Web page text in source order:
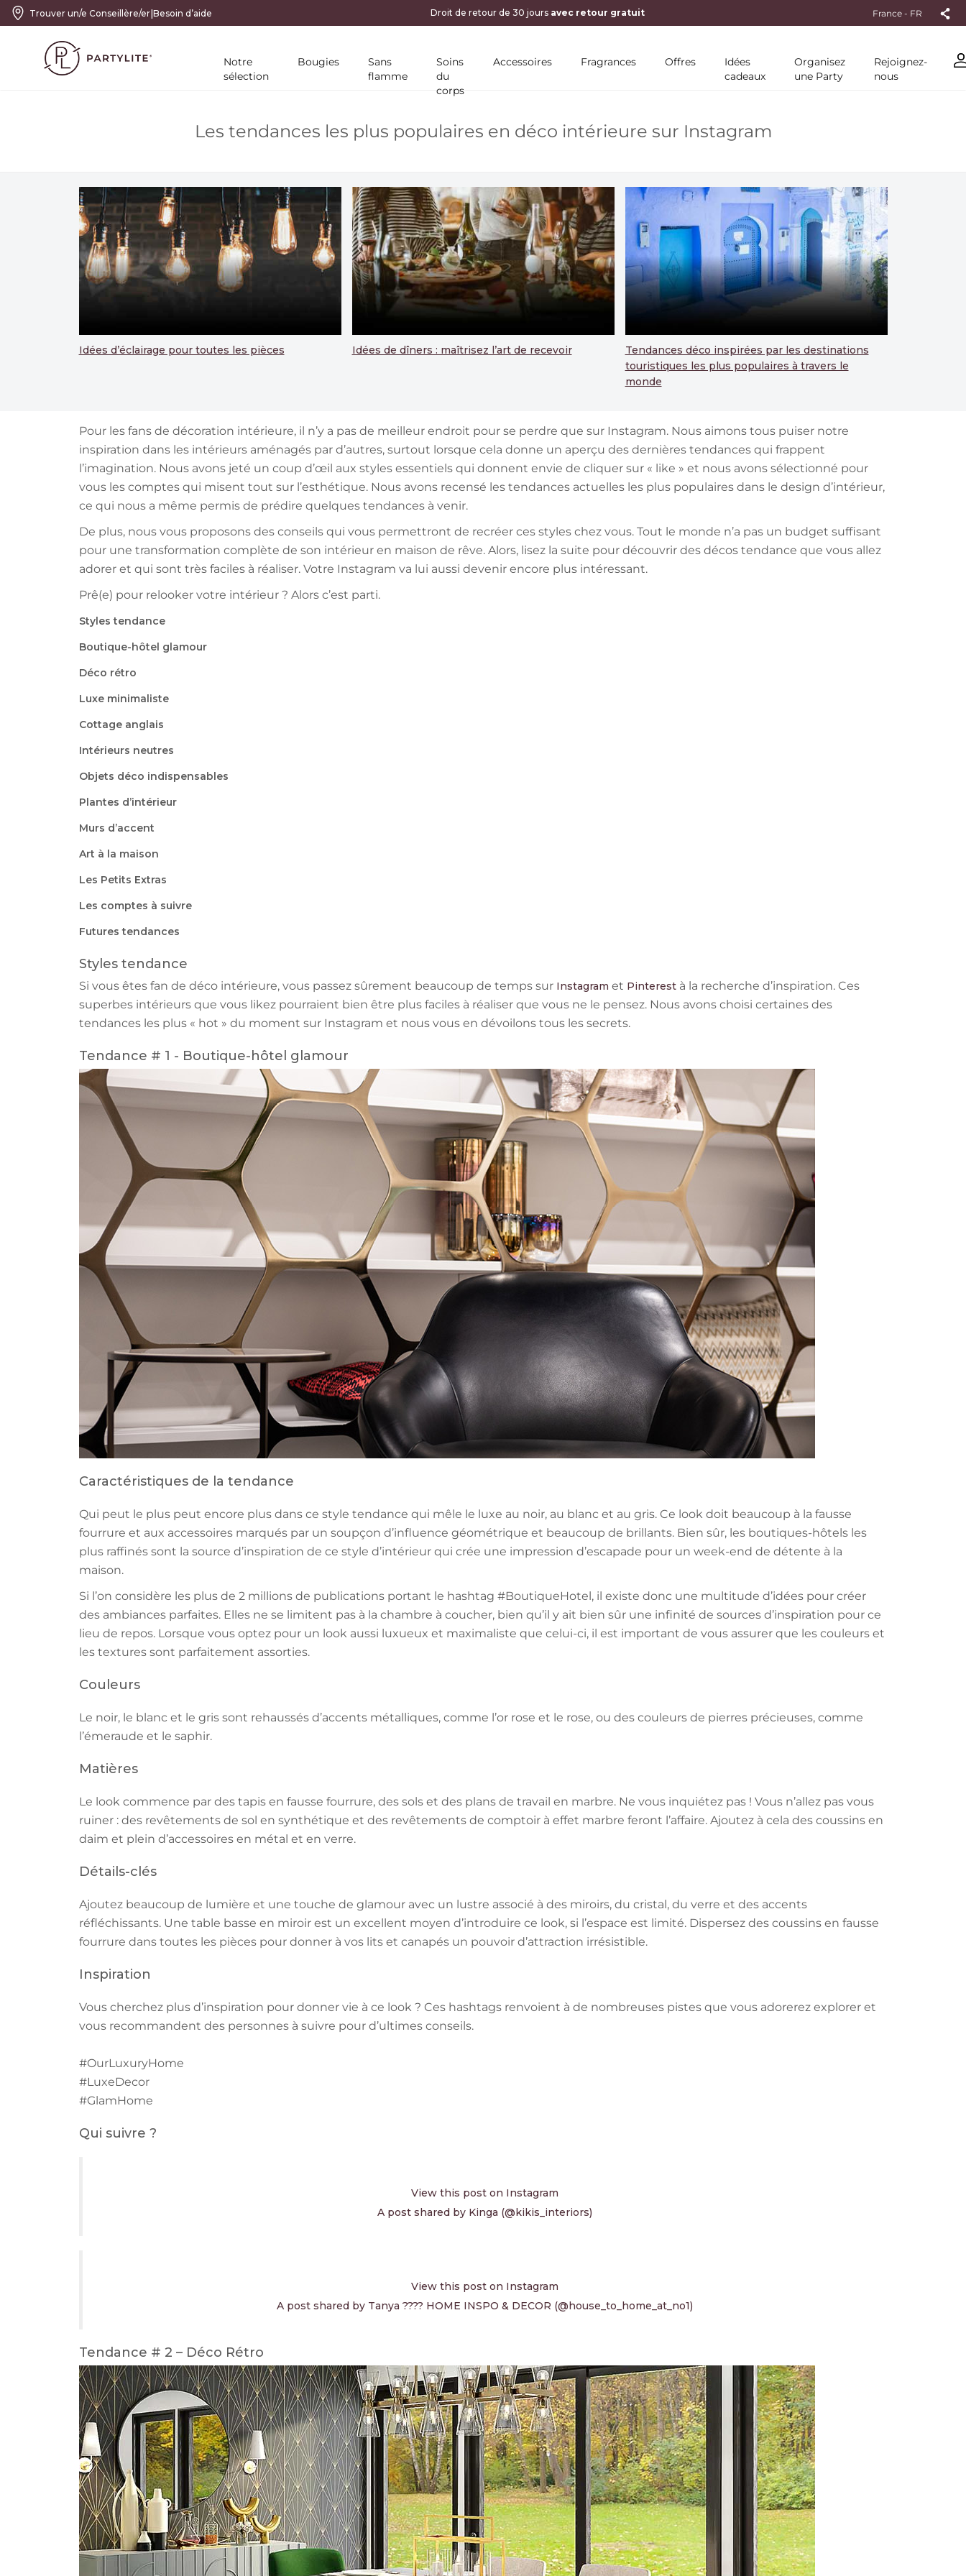
Trouver un/e Conseillère/er|Besoin d’aide France - FR
Notre
sélection
Bougies
Sans
flamme
Soins
du
corps
Accessoires Fragrances Offres
Idées
cadeaux
Organisez
une Party
Rejoignez-
nous
Les tendances les plus populaires en déco intérieure sur Instagram
Idées d’éclairage pour toutes les pièces Idées de dîners : maîtrisez l’art de recevoir
Tendances déco inspirées par les destinations
touristiques les plus populaires à travers le
monde
Pour les fans de décoration intérieure, il n’y a pas de meilleur endroit pour se perdre que sur Instagram. Nous aimons tous puiser notre
inspiration dans les intérieurs aménagés par d’autres, surtout lorsque cela donne un aperçu des dernières tendances qui frappent
l’imagination. Nous avons jeté un coup d’œil aux styles essentiels qui donnent envie de cliquer sur « like » et nous avons sélectionné pour
vous les comptes qui misent tout sur l’esthétique. Nous avons recensé les tendances actuelles les plus populaires dans le design d’intérieur,
ce qui nous a même permis de prédire quelques tendances à venir.
De plus, nous vous proposons des conseils qui vous permettront de recréer ces styles chez vous. Tout le monde n’a pas un budget suffisant
pour une transformation complète de son intérieur en maison de rêve. Alors, lisez la suite pour découvrir des décos tendance que vous allez
adorer et qui sont très faciles à réaliser. Votre Instagram va lui aussi devenir encore plus intéressant.
Prê(e) pour relooker votre intérieur ? Alors c’est parti.
Styles tendance
Boutique-hôtel glamour
Déco rétro
Luxe minimaliste
Cottage anglais
Intérieurs neutres
Objets déco indispensables
Plantes d’intérieur
Murs d’accent
Art à la maison
Les Petits Extras
Les comptes à suivre
Futures tendances
Styles tendance
Si vous êtes fan de déco intérieure, vous passez sûrement beaucoup de temps sur Instagram et Pinterestà la recherche d’inspiration. Ces
superbes intérieurs que vous likez pourraient bien être plus faciles à réaliser que vous ne le pensez. Nous avons choisi certaines des
tendances les plus « hot » du moment sur Instagram et nous vous en dévoilons tous les secrets.
Tendance # 1 - Boutique-hôtel glamour
Caractéristiques de la tendance
Qui peut le plus peut encore plus dans ce style tendance qui mêle le luxe au noir, au blanc et au gris. Ce look doit beaucoup à la fausse
fourrure et aux accessoires marqués par un soupçon d’influence géométrique et beaucoup de brillants. Bien sûr, les boutiques-hôtels les
plus raffinés sont la source d’inspiration de ce style d’intérieur qui crée une impression d’escapade pour un week-end de détente à la
maison.
Si l’on considère les plus de 2 millions de publications portant le hashtag #BoutiqueHotel, il existe donc une multitude d’idées pour créer
des ambiances parfaites. Elles ne se limitent pas à la chambre à coucher, bien qu’il y ait bien sûr une infinité de sources d’inspiration pour ce
lieu de repos. Lorsque vous optez pour un look aussi luxueux et maximaliste que celui-ci, il est important de vous assurer que les couleurs et
les textures sont parfaitement assorties.
Couleurs
Le noir, le blanc et le gris sont rehaussés d’accents métalliques, comme l’or rose et le rose, ou des couleurs de pierres précieuses, comme
l’émeraude et le saphir.
Matières
Le look commence par des tapis en fausse fourrure, des sols et des plans de travail en marbre. Ne vous inquiétez pas ! Vous n’allez pas vous
ruiner : des revêtements de sol en synthétique et des revêtements de comptoir à effet marbre feront l’affaire. Ajoutez à cela des coussins en
daim et plein d’accessoires en métal et en verre.
Détails-clés
Ajoutez beaucoup de lumière et une touche de glamour avec un lustre associé à des miroirs, du cristal, du verre et des accents
réfléchissants. Une table basse en miroir est un excellent moyen d’introduire ce look, si l’espace est limité. Dispersez des coussins en fausse
fourrure dans toutes les pièces pour donner à vos lits et canapés un pouvoir d’attraction irrésistible.
Inspiration
Vous cherchez plus d’inspiration pour donner vie à ce look ? Ces hashtags renvoient à de nombreuses pistes que vous adorerez explorer et
vous recommandent des personnes à suivre pour d’ultimes conseils.
#OurLuxuryHome
#LuxeDecor
#GlamHome
Qui suivre ?
View this post on Instagram
A post shared by Kinga (@kikis_interiors)
View this post on Instagram
A post shared by Tanya ???? HOME INSPO & DECOR (@house_to_home_at_no1)
Tendance # 2 – Déco Rétro